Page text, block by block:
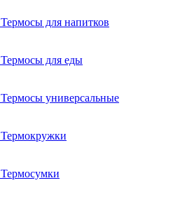
Термосы для напитков
Термосы для еды
Термосы универсальные
Термокружки
Термосумки